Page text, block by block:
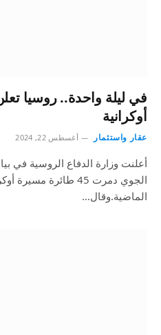
أوكرانية
عقار واستثمار أغسطس 22, 2024
أعلنت وزارة الدفاع الروسية في
الجوي دمرت 45 طائرة
الماضية.وقال…